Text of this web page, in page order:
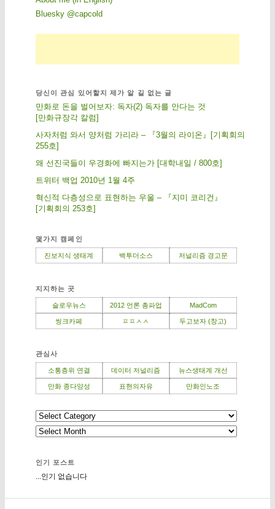
Bluesky @capcold
당신이 관심 있어할지 제가 알 길 없는 글
만화로 돈을 벌어보자: 독자(2) 독자를 안다는 것
[만화규장각 칼럼]
사자처럼 와서 양처럼 가리라 – 『3월의 라이온』[기획회의
255호]
왜 선진국들이 우경화에 빠지는가 [대학내일 / 800호]
트위터 백업 2010년 1월 4주
혁신적 다층성으로 표현하는 우울 – 『지미 코리건』
[기획회의 253호]
몇가지 캠페인
진보지식 생태계 백투더소스 저널리즘 경고문
지지하는 곳
슬로우뉴스 2012 언론 총파업 MadCom
씽크카페 ㅍㅍㅅㅅ 두고보자 (창고)
관심사
소통층위 연결 데이터 저널리즘 뉴스생태계 개선
만화 종다양성 표현의자유 만화인노조
인기 포스트
...인기 없습니다